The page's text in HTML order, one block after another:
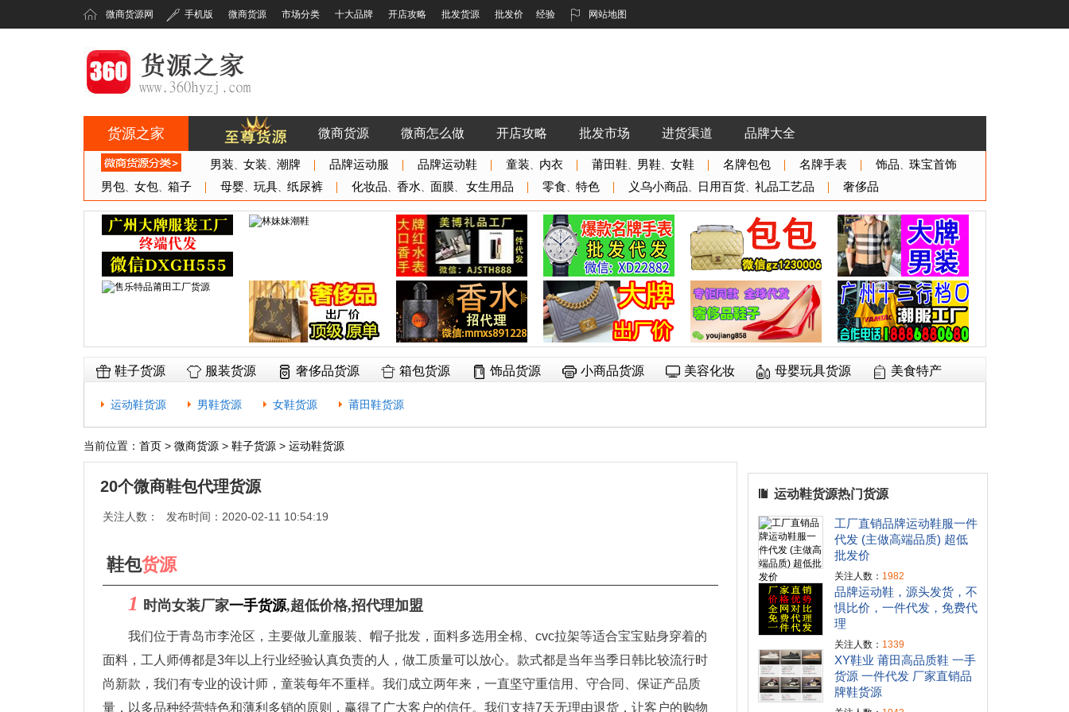
微商货源网 手机版 微商货源 市场分类 十大品牌 开店攻略 批发货源 批发价 经验 网站地图
360货源之家
货源之家 微商货源 微商怎么做 开店攻略 批发市场 进货渠道 品牌大全
男装、 女装、 潮牌 品牌运动服 品牌运动鞋 童装、 内衣 莆田鞋、 男鞋、 女鞋 名牌包包 名牌手表 饰品、 珠宝首饰
男包、 女包、 箱子 母婴、 玩具、 纸尿裤 化妆品、 香水、 面膜、 女生用品 零食、 特色 义乌小商品、 日用百货、 礼品工艺品 奢侈品
鞋子货源 服装货源 奢侈品货源 箱包货源 饰品货源 小商品货源 美容化妆 母婴玩具货源 美食特产
运动鞋货源 男鞋货源 女鞋货源 莆田鞋货源
当前位置： 首页> 微商货源> 鞋子货源> 运动鞋货源
20个微商鞋包代理货源
关注人数： 发布时间：2020-02-11 10:54:19
鞋包货源
1 时尚女装厂家一手货源,超低价格,招代理加盟
我们位于青岛市李沧区，主要做儿童服装、帽子批发，面料多选用全棉、cvc拉架等适合宝宝贴身穿着的
面料，工人师傅都是3年以上行业经验认真负责的人，做工质量可以放心。款式都是当年当季日韩比较流行时
尚新款，我们有专业的设计师，童装每年不重样。我们成立两年来，一直坚守重信用、守合同、保证产品质
量，以多品种经营特色和薄利多销的原则，赢得了广大客户的信任。我们支持7天无理由退货，让客户的购物
运动鞋货源热门货源
工厂直销品牌运动鞋服一件
代发 (主做高端品质) 超低
批发价
关注人数： 1982
品牌运动鞋，源头发货，不
惧比价，一件代发，免费代
理
关注人数： 1339
XY鞋业 莆田高品质鞋 一手
货源 一件代发 厂家直销品
牌鞋货源